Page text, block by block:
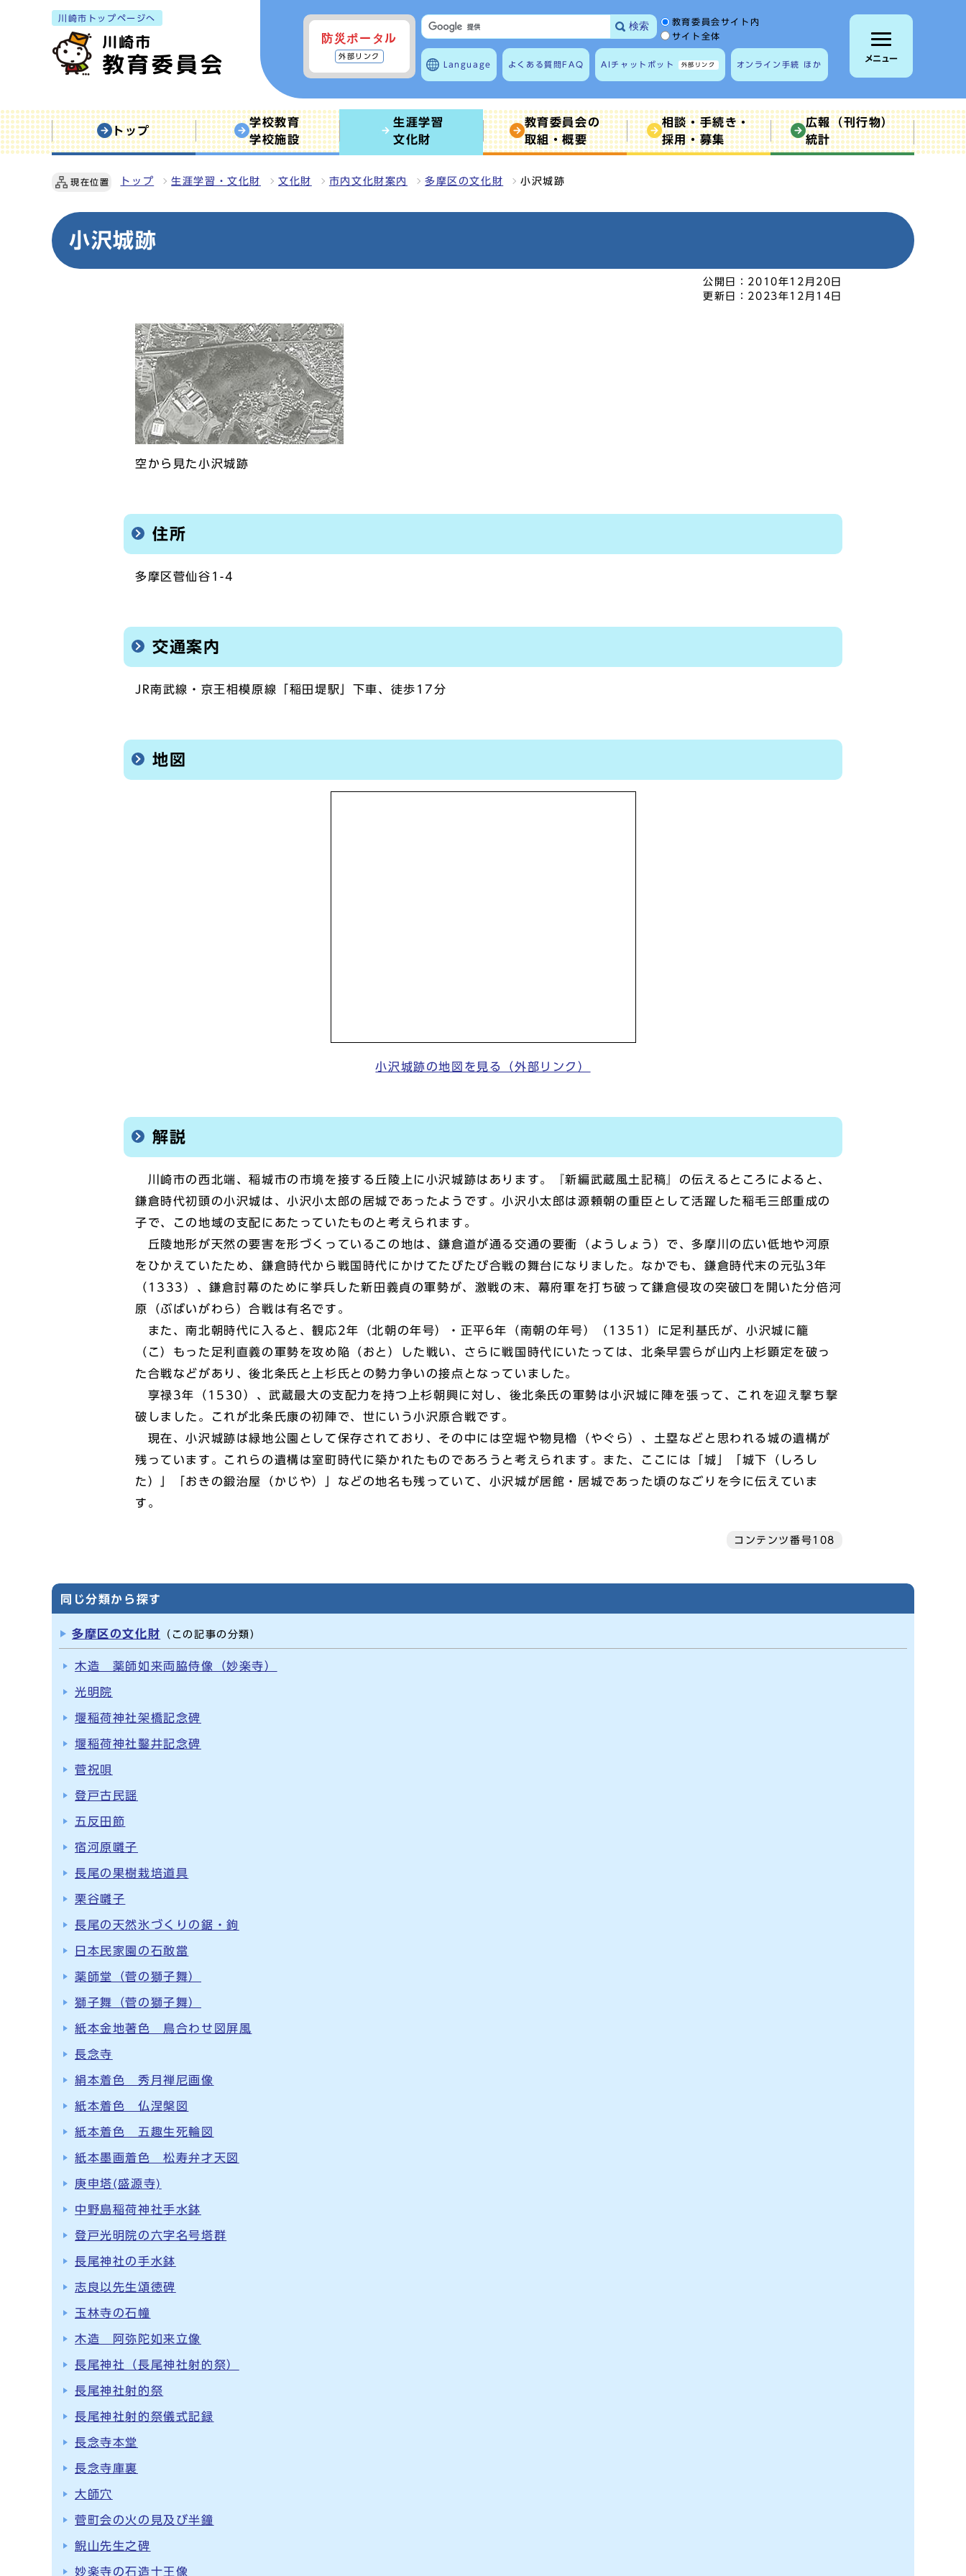
川崎市トップページへ
防災ポータル
外部リンク
検索 サイト内検索の範囲
教育委員会サイト内
サイト全体
Language よくある質問 FAQ AIチャットボット 外部リンク オンライン手続 ほか
メニュー
トップ
学校教育
学校施設
生涯学習
文化財
教育委員会の
取組・概要
相談・手続き・
採用・募集
広報（刊行物）
統計
現在位置 トップ 生涯学習・文化財 文化財 市内文化財案内 多摩区の文化財 小沢城跡
小沢城跡
公開日： 2010年12月20日
更新日： 2023年12月14日
空から見た小沢城跡
住所
多摩区菅仙谷1-4
交通案内
JR南武線・京王相模原線「稲田堤駅」下車、徒歩17分
地図
小沢城跡の地図を見る（外部リンク）
解説
川崎市の西北端、稲城市の市境を接する丘陵上に小沢城跡はあります。『新編武蔵風土記稿』の伝えるところによると、
鎌倉時代初頭の小沢城は、小沢小太郎の居城であったようです。小沢小太郎は源頼朝の重臣として活躍した稲毛三郎重成の
子で、この地域の支配にあたっていたものと考えられます。
丘陵地形が天然の要害を形づくっているこの地は、鎌倉道が通る交通の要衝（ようしょう）で、多摩川の広い低地や河原
をひかえていたため、鎌倉時代から戦国時代にかけてたびたび合戦の舞台になりました。なかでも、鎌倉時代末の元弘3年
（1333）、鎌倉討幕のために挙兵した新田義貞の軍勢が、激戦の末、幕府軍を打ち破って鎌倉侵攻の突破口を開いた分倍河
原（ぶばいがわら）合戦は有名です。
また、南北朝時代に入ると、観応2年（北朝の年号）・正平6年（南朝の年号）（1351）に足利基氏が、小沢城に籠
（こ）もった足利直義の軍勢を攻め陥（おと）した戦い、さらに戦国時代にいたっては、北条早雲らが山内上杉顕定を破っ
た合戦などがあり、後北条氏と上杉氏との勢力争いの接点となっていました。
享禄3年（1530）、武蔵最大の支配力を持つ上杉朝興に対し、後北条氏の軍勢は小沢城に陣を張って、これを迎え撃ち撃
破しました。これが北条氏康の初陣で、世にいう小沢原合戦です。
現在、小沢城跡は緑地公園として保存されており、その中には空堀や物見櫓（やぐら）、土塁などと思われる城の遺構が
残っています。これらの遺構は室町時代に築かれたものであろうと考えられます。また、ここには「城」「城下（しろし
た）」「おきの鍛治屋（かじや）」などの地名も残っていて、小沢城が居館・居城であった頃のなごりを今に伝えていま
す。
コンテンツ番号108
同じ分類から探す
多摩区の文化財 （この記事の分類）
木造 薬師如来両脇侍像（妙楽寺）
光明院
堰稲荷神社架橋記念碑
堰稲荷神社鑿井記念碑
菅祝唄
登戸古民謡
五反田節
宿河原囃子
長尾の果樹栽培道具
栗谷囃子
長尾の天然氷づくりの鋸・鉤
日本民家園の石敢當
薬師堂（菅の獅子舞）
獅子舞（菅の獅子舞）
紙本金地著色 鳥合わせ図屏風
長念寺
絹本着色 秀月禅尼画像
紙本着色 仏涅槃図
紙本着色 五趣生死輪図
紙本墨画着色 松寿弁才天図
庚申塔(盛源寺)
中野島稲荷神社手水鉢
登戸光明院の六字名号塔群
長尾神社の手水鉢
志良以先生頌徳碑
玉林寺の石幢
木造 阿弥陀如来立像
長尾神社（長尾神社射的祭）
長尾神社射的祭
長尾神社射的祭儀式記録
長念寺本堂
長念寺庫裏
大師穴
菅町会の火の見及び半鐘
鯢山先生之碑
妙楽寺の石造十王像